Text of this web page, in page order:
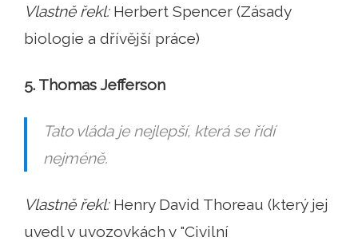
Vlastně řekl: Herbert Spencer (Zásady
biologie a dřívější práce)
5. Thomas Jefferson
Tato vláda je nejlepší, která se řídí
nejméně.
Vlastně řekl: Henry David Thoreau (který jej
uvedl v uvozovkách v "Civilní